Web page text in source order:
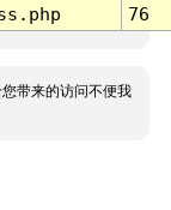
76
带来的访问不便我